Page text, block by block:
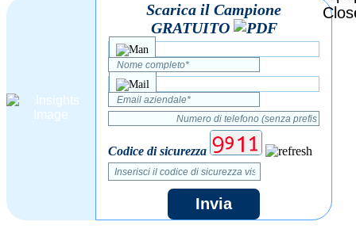
Scarica il Campione
GRATUITO
Codice di sicurezza
Invia